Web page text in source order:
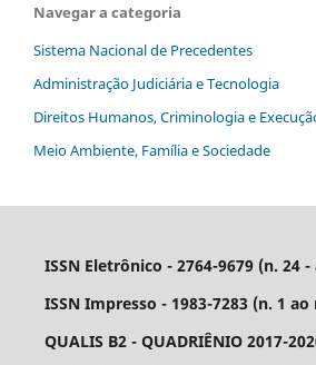
Navegar a categoria
Sistema Nacional de Precedentes
Administração Judiciária e Tecnologia
Direitos Humanos, Criminologia e
Meio Ambiente, Família e Sociedade
ISSN Eletrônico - 2764-9679 (n. 24
ISSN Impresso - 1983-7283 (n. 1 ao
QUALIS B2 - QUADRIÊNIO 2017-